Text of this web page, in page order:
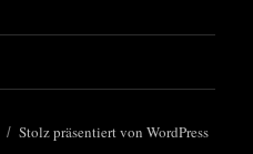
Stolz präsentiert von WordPress